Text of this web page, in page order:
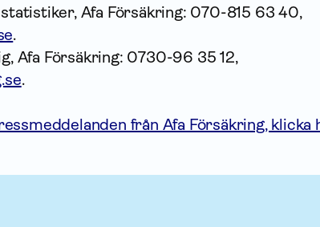
Afa Försäkring: 070-815 63 40,
.
Afa Försäkring: 0730-96 35 12,
.
från Afa Försäkring, klicka